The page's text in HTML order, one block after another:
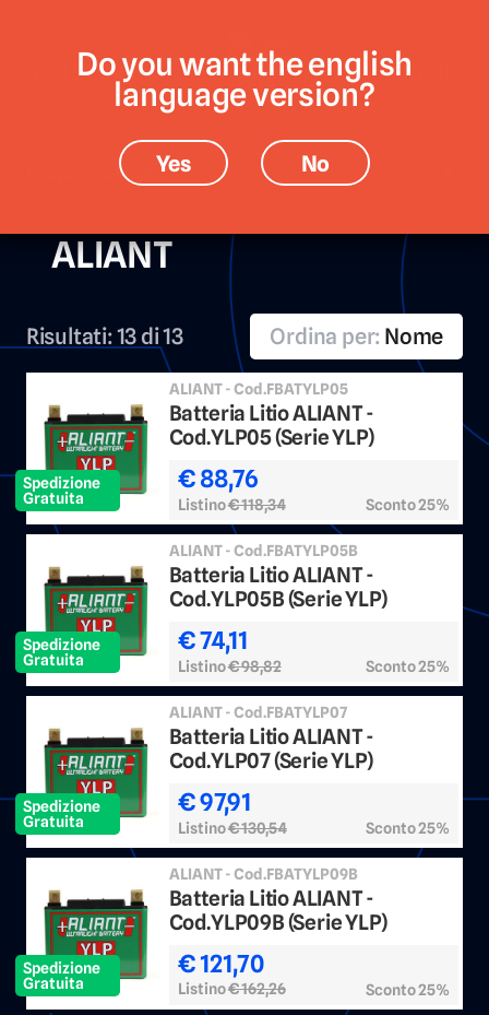
CATEGORIE MARCHE
Brand › ALIANT
ALIANT
Ordina per: Nome
Risultati:13 di 13
Spedizione
Gratuita
ALIANT - Cod.FBATYLP05
Batteria Litio ALIANT -
Cod.YLP05 (Serie YLP)
€ 88,76
Listino€ 118,34 Sconto 25%
Spedizione
Gratuita
ALIANT - Cod.FBATYLP05B
Batteria Litio ALIANT -
Cod.YLP05B (Serie YLP)
€ 74,11
Listino€ 98,82 Sconto 25%
Spedizione
Gratuita
ALIANT - Cod.FBATYLP07
Batteria Litio ALIANT -
Cod.YLP07 (Serie YLP)
€ 97,91
Listino€ 130,54 Sconto 25%
Spedizione
Gratuita
ALIANT - Cod.FBATYLP09B
Batteria Litio ALIANT -
Cod.YLP09B (Serie YLP)
€ 121,70
Listino€ 162,26 Sconto 25%
Do you want the english
language version?
Yes No